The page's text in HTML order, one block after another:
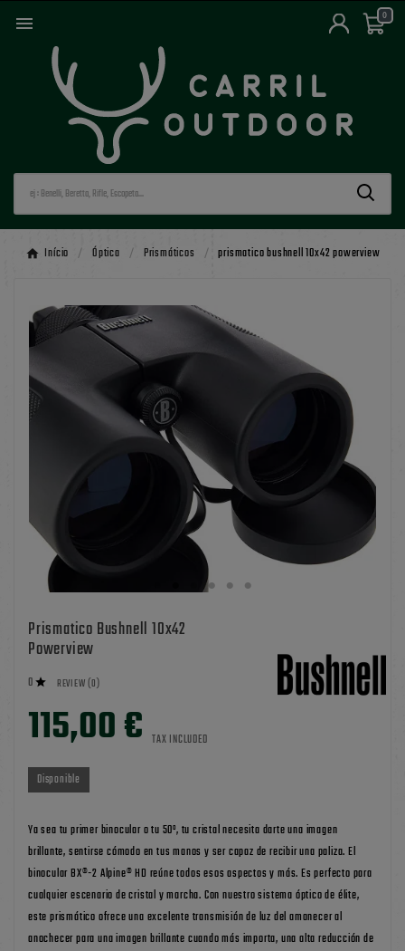
 0
Início Óptica Prismáticos prismatico bushnell 10x42 powerview
Prismatico Bushnell 10x42
Powerview
0  REVIEW (0)
115,00 € TAX INCLUDED
Disponible
Ya sea tu primer binocular o tu 50º, tu cristal necesita darte una imagen
brillante, sentirse cómodo en tus manos y ser capaz de recibir una paliza. El
binocular BX®-2 Alpine® HD reúne todos esos aspectos y más. Es perfecto para
cualquier escenario de cristal y marcha. Con nuestro sistema óptico de élite,
este prismático ofrece una excelente transmisión de luz del amanecer al
anochecer para una imagen brillante cuando más importa, una alta reducción de